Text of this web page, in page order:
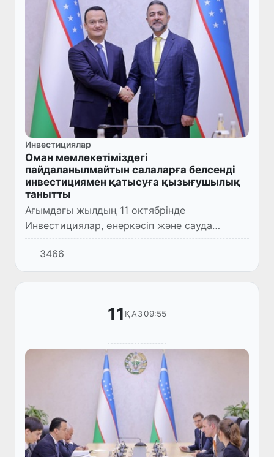
Инвестициялар
Оман мемлекетіміздегі
пайдаланылмайтын салаларға белсенді
инвестициямен қатысуға қызығушылық
танытты
Ағымдағы жылдың 11 октябрінде
Инвестициялар, өнеркәсіп және сауда
министрі Лазиз Қудратов “Asyad Group”
(Оман) басқару төрағасы Шайх Насир
Сулейман әл-Харти басшылығындағы
3466
11 ҚАЗ09:55